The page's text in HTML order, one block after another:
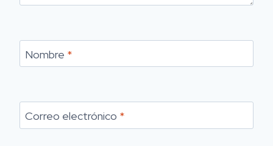
Nombre *
Correo electrónico *